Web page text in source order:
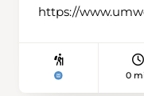
https://
0